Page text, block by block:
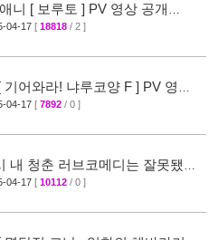
니 [ 보루토 ] PV 영상 공개
04-17 [ 18818 / 2 ]
기어와라! 냐루코양 F ] PV 영상
04-17 [ 7892 / 0 ]
내 청춘 러브코메디는 잘못됐다
+ 개요 공개
04-17 [ 10112 / 0 ]